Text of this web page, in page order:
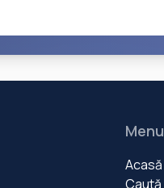
Menu
Acasă
Caută